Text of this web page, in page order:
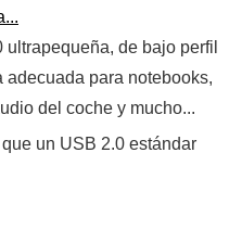
de bajo perfil
para notebooks,
del coche y mucho...
un USB 2.0 estándar